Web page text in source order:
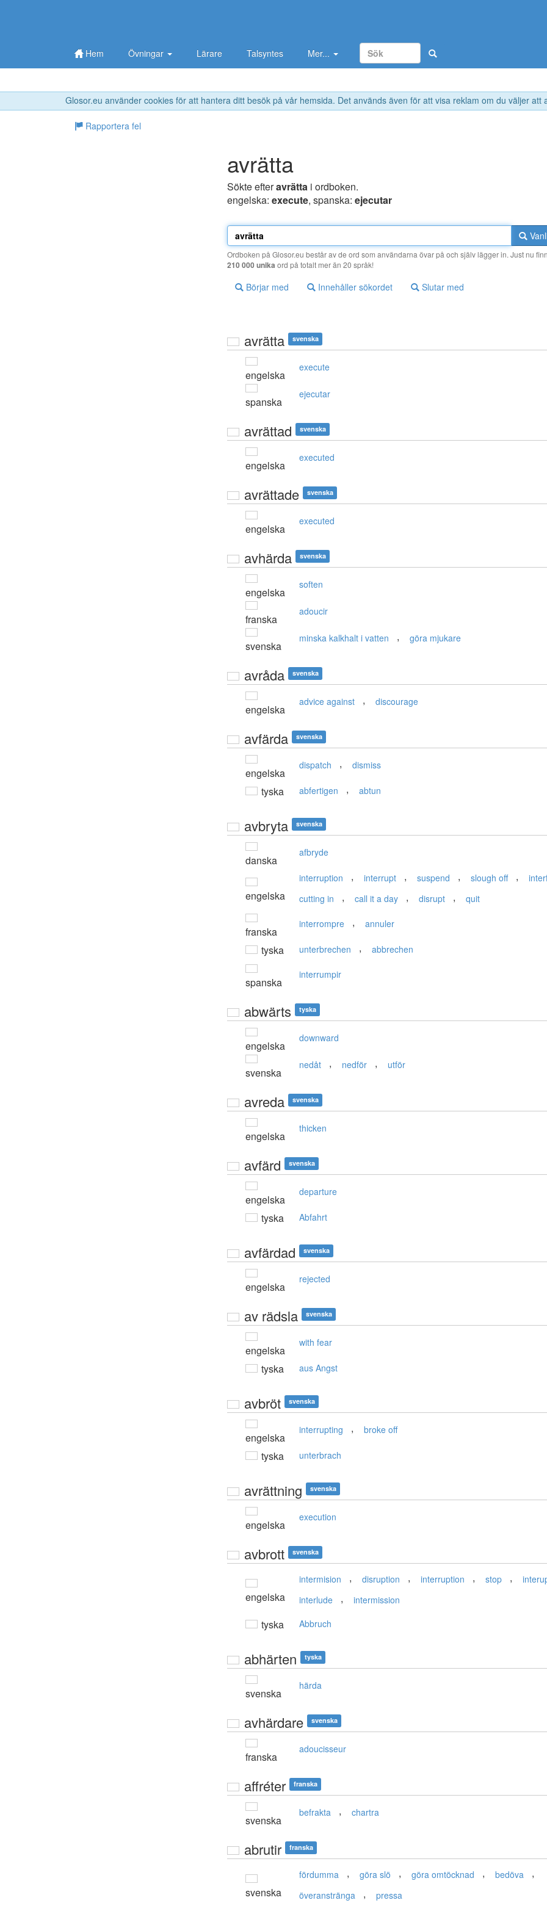
Glosor.eu använder cookies för att hantera ditt besök på vår hemsida. Det används även för att visa reklam om du väljer
Hem Övningar Lärare Talsyntes Mer...
Rapportera fel
avrätta
Sökte efteravrätta i ordboken.
engelska: execute, spanska: ejecutar
Ordboken på Glosor.eu består av de ord som användarna övar på och själv lägger in. Just nu
210 000 unika ord på totalt mer än 20 språk!
Börjar med Innehåller sökordet Slutar med
avrätta svenska
engelska
execute
spanska
ejecutar
avrättad svenska
engelska
executed
avrättade svenska
engelska
executed
avhärda svenska
engelska
soften
franska
adoucir
svenska
minska kalkhalt i vatten , göra mjukare
avråda svenska
engelska
advice against , discourage
avfärda svenska
engelska
dispatch , dismiss
tyska abfertigen , abtun
avbryta svenska
danska
afbryde
engelska
interruption , interrupt , suspend , slough off ,
cutting in , call it a day , disrupt , quit
franska
interrompre , annuler
tyska unterbrechen , abbrechen
spanska
interrumpir
abwärts tyska
engelska
downward
svenska
nedåt , nedför , utför
avreda svenska
engelska
thicken
avfärd svenska
engelska
departure
tyska Abfahrt
avfärdad svenska
engelska
rejected
av rädsla svenska
engelska
with fear
tyska aus Angst
avbröt svenska
engelska
interrupting , broke off
tyska unterbrach
avrättning svenska
engelska
execution
avbrott svenska
engelska
intermision , disruption , interruption , stop ,
interlude , intermission
tyska Abbruch
abhärten tyska
svenska
härda
avhärdare svenska
franska
adoucisseur
affréter franska
svenska
befrakta , chartra
abrutir franska
svenska
fördumma , göra slö , göra omtöcknad , bedöva ,
överanstränga , pressa